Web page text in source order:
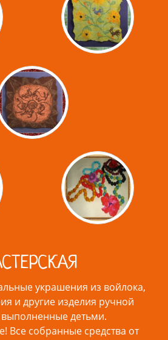
украшения из войлока,
и другие изделия ручной
детьми.
Все собранные средства от